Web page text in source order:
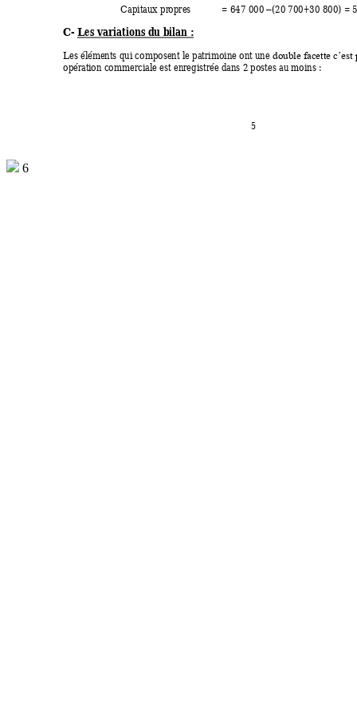
5
Capitaux propres            = 647 000 –(20 700+30 800) =
C-Les variations du bilan :
Les éléments qui composent le patrimoine ont une double facette
opération commerciale est enregistrée dans 2 postes au moins :
6